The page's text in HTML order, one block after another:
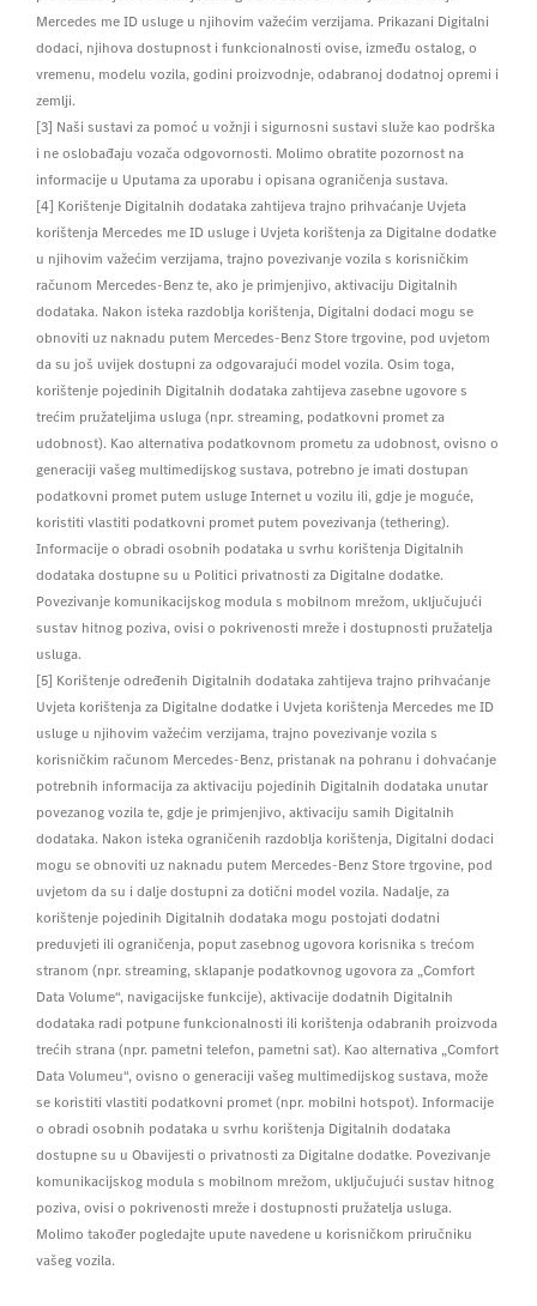
Mercedes me ID usluge u njihovim važećim verzijama. Prikazani Digitalni
dodaci, njihova dostupnost i funkcionalnosti ovise, između ostalog, o
vremenu, modelu vozila, godini proizvodnje, odabranoj dodatnoj opremi i
zemlji.
[3] Naši sustavi za pomoć u vožnji i sigurnosni sustavi služe kao podrška
i ne oslobađaju vozača odgovornosti. Molimo obratite pozornost na
informacije u Uputama za uporabu i opisana ograničenja sustava.
[4] Korištenje Digitalnih dodataka zahtijeva trajno prihvaćanje Uvjeta
korištenja Mercedes me ID usluge i Uvjeta korištenja za Digitalne dodatke
u njihovim važećim verzijama, trajno povezivanje vozila s korisničkim
računom Mercedes-Benz te, ako je primjenjivo, aktivaciju Digitalnih
dodataka. Nakon isteka razdoblja korištenja, Digitalni dodaci mogu se
obnoviti uz naknadu putem Mercedes-Benz Store trgovine, pod uvjetom
da su još uvijek dostupni za odgovarajući model vozila. Osim toga,
korištenje pojedinih Digitalnih dodataka zahtijeva zasebne ugovore s
trećim pružateljima usluga (npr. streaming, podatkovni promet za
udobnost). Kao alternativa podatkovnom prometu za udobnost, ovisno o
generaciji vašeg multimedijskog sustava, potrebno je imati dostupan
podatkovni promet putem usluge Internet u vozilu ili, gdje je moguće,
koristiti vlastiti podatkovni promet putem povezivanja (tethering).
Informacije o obradi osobnih podataka u svrhu korištenja Digitalnih
dodataka dostupne su u Politici privatnosti za Digitalne dodatke.
Povezivanje komunikacijskog modula s mobilnom mrežom, uključujući
sustav hitnog poziva, ovisi o pokrivenosti mreže i dostupnosti pružatelja
usluga.
[5] Korištenje određenih Digitalnih dodataka zahtijeva trajno prihvaćanje
Uvjeta korištenja za Digitalne dodatke i Uvjeta korištenja Mercedes me ID
usluge u njihovim važećim verzijama, trajno povezivanje vozila s
korisničkim računom Mercedes-Benz, pristanak na pohranu i dohvaćanje
potrebnih informacija za aktivaciju pojedinih Digitalnih dodataka unutar
povezanog vozila te, gdje je primjenjivo, aktivaciju samih Digitalnih
dodataka. Nakon isteka ograničenih razdoblja korištenja, Digitalni dodaci
mogu se obnoviti uz naknadu putem Mercedes-Benz Store trgovine, pod
uvjetom da su i dalje dostupni za dotični model vozila. Nadalje, za
korištenje pojedinih Digitalnih dodataka mogu postojati dodatni
preduvjeti ili ograničenja, poput zasebnog ugovora korisnika s trećom
stranom (npr. streaming, sklapanje podatkovnog ugovora za „Comfort
Data Volume“, navigacijske funkcije), aktivacije dodatnih Digitalnih
dodataka radi potpune funkcionalnosti ili korištenja odabranih proizvoda
trećih strana (npr. pametni telefon, pametni sat). Kao alternativa „Comfort
Data Volumeu“, ovisno o generaciji vašeg multimedijskog sustava, može
se koristiti vlastiti podatkovni promet (npr. mobilni hotspot). Informacije
o obradi osobnih podataka u svrhu korištenja Digitalnih dodataka
dostupne su u Obavijesti o privatnosti za Digitalne dodatke. Povezivanje
komunikacijskog modula s mobilnom mrežom, uključujući sustav hitnog
poziva, ovisi o pokrivenosti mreže i dostupnosti pružatelja usluga.
Molimo također pogledajte upute navedene u korisničkom priručniku
vašeg vozila.